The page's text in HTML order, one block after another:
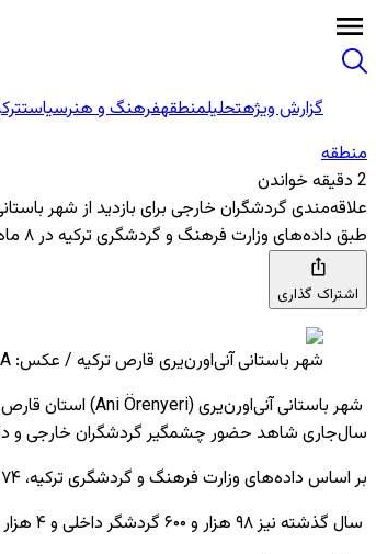
گزارش ویژهتحلیلمنطقهفرهنگ و هنرسیاست
منطقه‌
2 دقیقه خواندن
علاقه‌مندی گردشگران خارجی برای بازدید از شهر
طبق داده‌های وزارت فرهنگ و گردشگری ترکیه در ۸ ماه گذشته امسال حدود ۸۰ هزار گردشگر خارجی و داخلی از شهر باستانی آنی‌اورن‌یری در استان قارص بازدید کردند.
اشتراک گذاری
شهر باستانی آنی‌اورن‌یری قارص ترکیه / عکس: AA
سال‌جاری شاهد حضور چشمگیر گردشگران خارجی و
بر اساس داده‌های وزارت فرهنگ و گردشگری ترکیه، ۷۴ هزار و ۵۰۹ گردشگر داخلی و ۵ هزار و ۲۶۰ توریست خارجی در بازه زمانی ژانویه تا اگوست ۲۰۲۴ از این شهر باستانی بازدید کردند.
سال گذشته نیز ۹۸ هزار و ۶۰۰ گردشگر داخلی و ۴ هزار و ۲۱۴ گردشگر خارجی از این شهر باستانی بازدید کردند.